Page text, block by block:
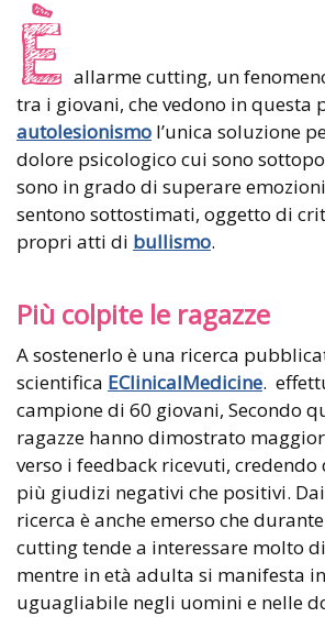
È allarme cutting, un
tra i giovani, che vedono in questa
autolesionismo l’unica soluzione
dolore psicologico cui sono
sono in grado di superare
sentono sottostimati, oggetto di
propri atti di bullismo.
Più colpite le ragazze
A sostenerlo è una ricerca
scientifica EClinicalMedicine.
campione di 60 giovani, Secondo
ragazze hanno dimostrato
verso i feedback ricevuti, credendo
più giudizi negativi che positivi.
ricerca è anche emerso che
cutting tende a interessare molto
mentre in età adulta si manifesta
uguagliabile negli uomini e nelle